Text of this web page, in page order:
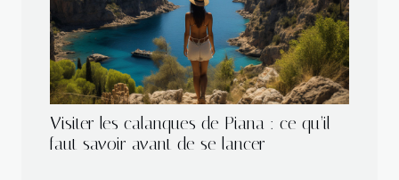
Visiter les calanques de Piana : ce qu’il
faut savoir avant de se lancer